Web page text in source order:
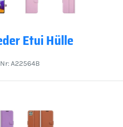
Etui Hülle
A22564B